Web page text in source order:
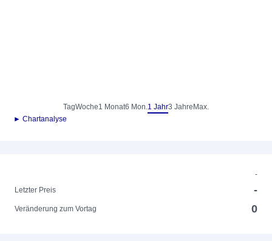
TagWoche1 Monat6 Mon.1 Jahr3 Jahre Max.
► Chartanalyse
-
Letzter Preis
-
Veränderung zum Vortag 0